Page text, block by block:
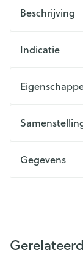
Beschrijving
Indicatie
Gegevens